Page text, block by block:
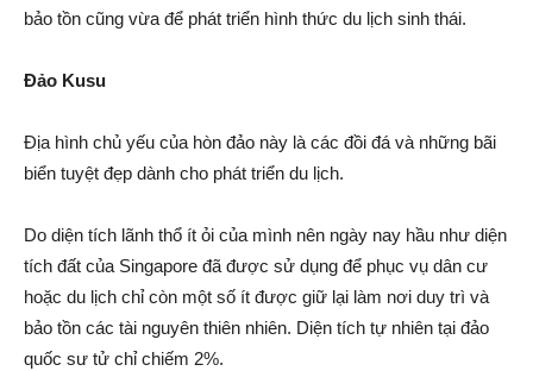
bảo tồn cũng vừa để phát triển hình thức du lịch sinh thái.
Đảo Kusu
Địa hình chủ yếu của hòn đảo này là các đồi đá và những bãi
biển tuyệt đẹp dành cho phát triển du lịch.
Do diện tích lãnh thổ ít ỏi của mình nên ngày nay hầu như diện
tích đất của Singapore đã được sử dụng để phục vụ dân cư
hoặc du lịch chỉ còn một số ít được giữ lại làm nơi duy trì và
bảo tồn các tài nguyên thiên nhiên. Diện tích tự nhiên tại đảo
quốc sư tử chỉ chiếm 2%.